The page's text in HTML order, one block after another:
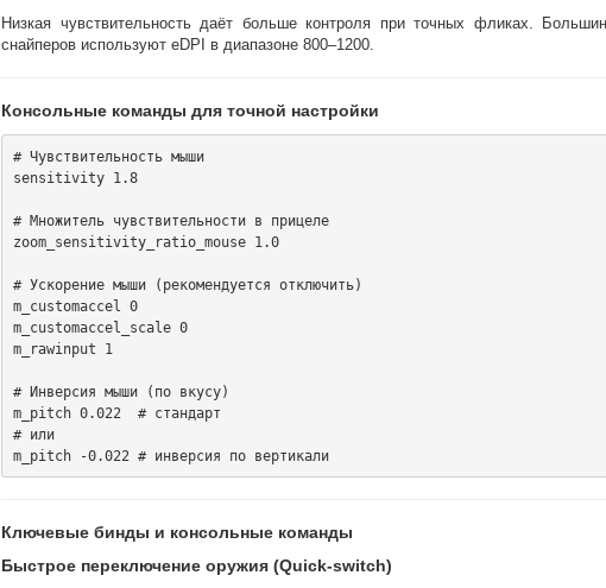
Низкая чувствительность даёт больше контроля при точных фликах.
снайперов используют eDPI в диапазоне 800–1200.
Консольные команды для точной настройки
# Чувствительность мыши
sensitivity 1.8
# Множитель чувствительности в прицеле
zoom_sensitivity_ratio_mouse 1.0
# Ускорение мыши (рекомендуется отключить)
m_customaccel 0
m_customaccel_scale 0
m_rawinput 1
# Инверсия мыши (по вкусу)
m_pitch 0.022  # стандарт
# или
m_pitch -0.022 # инверсия по вертикали
Ключевые бинды и консольные команды
Быстрое переключение оружия (Quick-switch)